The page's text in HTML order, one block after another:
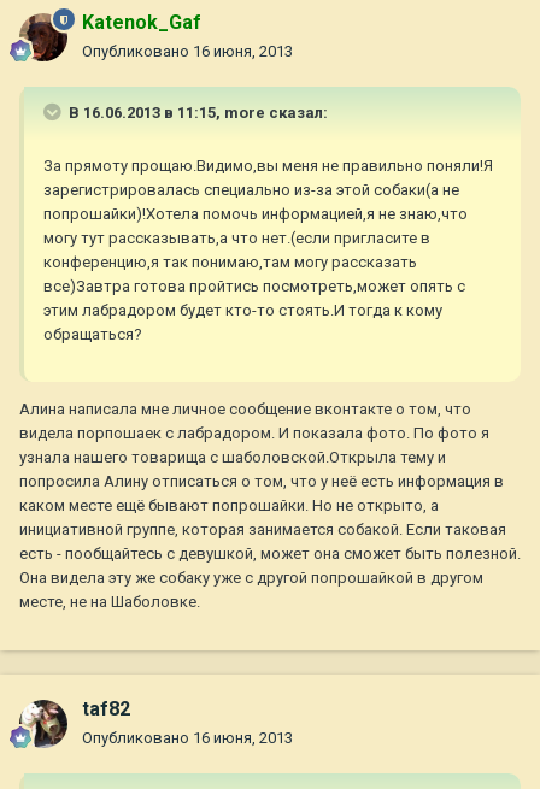
Katenok_Gaf
Опубликовано 16 июня, 2013
В 16.06.2013 в 11:15, more сказал:
За прямоту прощаю.Видимо,вы меня не правильно поняли!Я
зарегистрировалась специально из-за этой собаки(а не
попрошайки)!Хотела помочь информацией,я не знаю,что
могу тут рассказывать,а что нет.(если пригласите в
конференцию,я так понимаю,там могу рассказать
все)Завтра готова пройтись посмотреть,может опять с
этим лабрадором будет кто-то стоять.И тогда к кому
обращаться?
Алина написала мне личное сообщение вконтакте о том, что
видела порпошаек с лабрадором. И показала фото. По фото я
узнала нашего товарища с шаболовской.Открыла тему и
попросила Алину отписаться о том, что у неё есть информация в
каком месте ещё бывают попрошайки. Но не открыто, а
инициативной группе, которая занимается собакой. Если таковая
есть - пообщайтесь с девушкой, может она сможет быть полезной.
Она видела эту же собаку уже с другой попрошайкой в другом
месте, не на Шаболовке.
taf82
Опубликовано 16 июня, 2013